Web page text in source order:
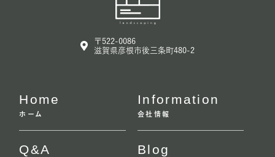
〒522-0086
滋賀県彦根市後三条町480-2
Home
ホーム
Q&A
Information
会社情報
Blog